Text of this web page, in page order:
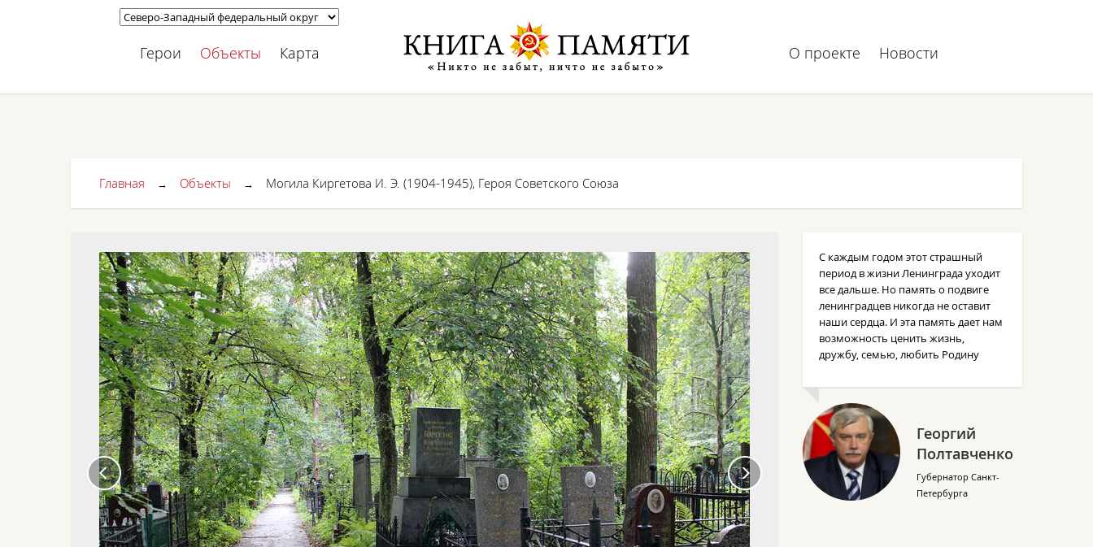
Герои Объекты Карта О проекте Новости
Главная → Объекты → Могила Киргетова И. Э. (1904-1945), Героя Советского Союза
С каждым годом этот страшный
период в жизни Ленинграда уходит
все дальше. Но память о подвиге
ленинградцев никогда не оставит
наши сердца. И эта память дает нам
возможность ценить жизнь,
дружбу, семью, любить Родину
Георгий
Полтавченко
Губернатор Санкт-
Петербурга